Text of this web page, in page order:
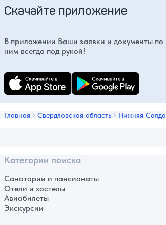
Скачайте приложение
В приложении Ваши заявки и документы по
ним всегда под рукой!
Главная Свердловская область Нижняя Салда
Категории поиска
Санатории и пансионаты
Отели и хостелы
Авиабилеты
Экскурсии